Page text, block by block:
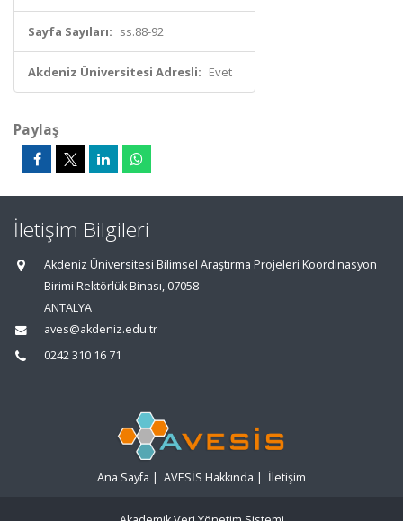
Sayfa Sayıları: ss.88-92
Akdeniz Üniversitesi Adresli: Evet
Paylaş
İletişim Bilgileri
Akdeniz Üniversitesi Bilimsel Araştırma Projeleri Koordinasyon
Birimi Rektörlük Binası, 07058
ANTALYA
aves@akdeniz.edu.tr
0242 310 16 71
Ana Sayfa | AVESİS Hakkında | İletişim